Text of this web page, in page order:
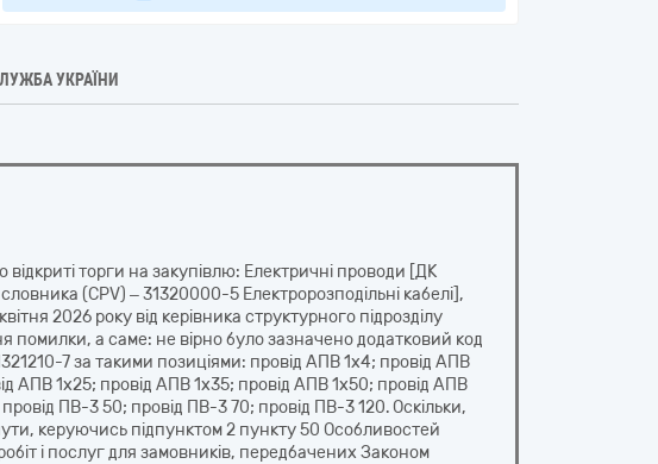
УКРАЇНИ
торги на закупівлю: Електричні проводи [ДК
(CPV) – 31320000-5 Електророзподільні кабелі],
2026 року від керівника структурного підрозділу
помилки, а саме: не вірно було зазначено додатковий код
7 за такими позиціями: провід АПВ 1х4; провід АПВ
АПВ 1х25; провід АПВ 1х35; провід АПВ 1х50; провід АПВ
ПВ-3 50; провід ПВ-3 70; провід ПВ-3 120. Оскільки,
керуючись підпунктом 2 пункту 50 Особливостей
і послуг для замовників, передбачених Законом